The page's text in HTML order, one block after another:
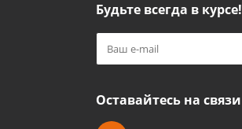
Будьте всегда в курсе!
Оставайтесь на связи